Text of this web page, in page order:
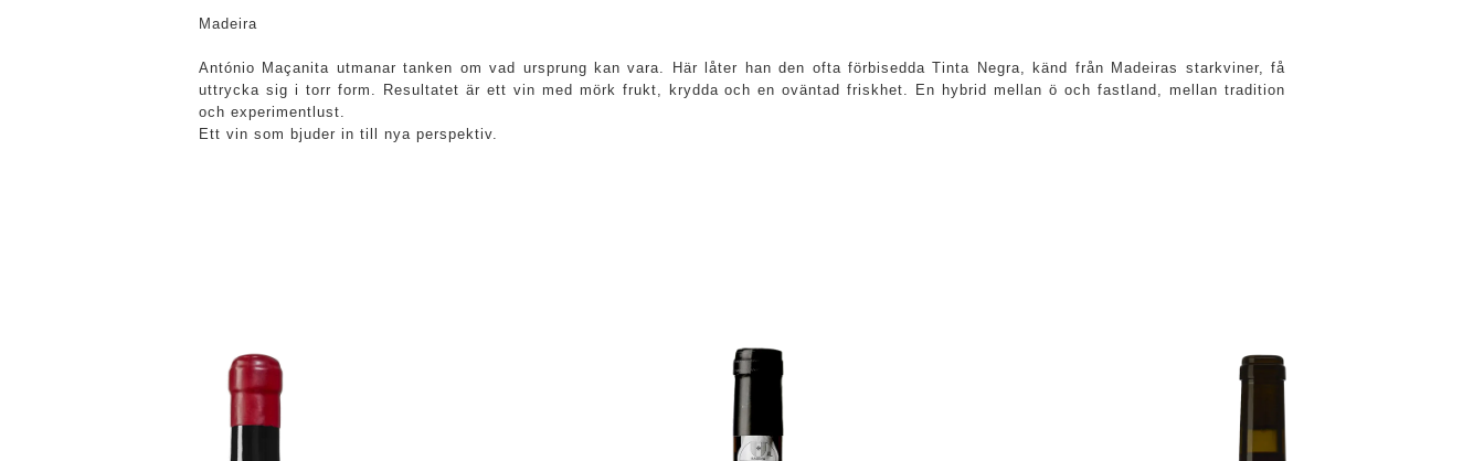
Madeira
António Maçanita utmanar tanken om vad ursprung kan vara. Här låter han den ofta förbisedda Tinta Negra, känd från Madeiras starkviner, få
uttrycka sig i torr form. Resultatet är ett vin med mörk frukt, krydda och en oväntad friskhet. En hybrid mellan ö och fastland, mellan tradition
och experimentlust.
Ett vin som bjuder in till nya perspektiv.